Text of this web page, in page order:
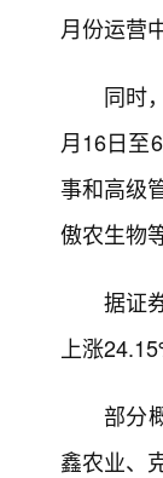
月份运营
同时
月16日至
事和高级
傲农生物
据证
上涨
部分
鑫农业、